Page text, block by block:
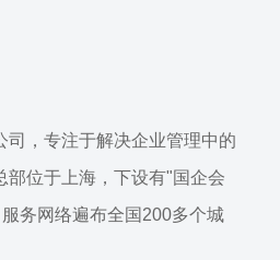
，专注于解决企业管理中的
部位于上海，下设有"国企会
务网络遍布全国200多个城